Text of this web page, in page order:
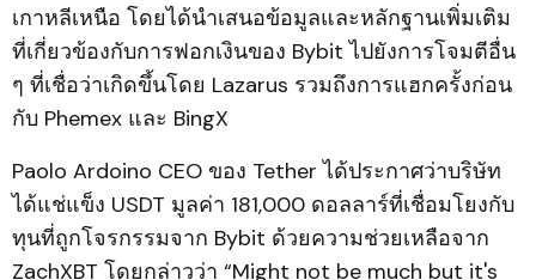
เกาหลีเหนือ โดยได้นำเสนอข้อมูลและหลักฐานเพิ่มเติม
ที่เกี่ยวข้องกับการฟอกเงินของ Bybit ไปยังการโจมตีอื่น
ๆ ที่เชื่อว่าเกิดขึ้นโดย Lazarus รวมถึงการแฮกครั้งก่อน
กับ Phemex และ BingX
Paolo Ardoino CEO ของ Tether ได้ประกาศว่าบริษัท
ได้แช่แข็ง USDT มูลค่า 181,000 ดอลลาร์ที่เชื่อมโยงกับ
ทุนที่ถูกโจรกรรมจาก Bybit ด้วยความช่วยเหลือจาก
ZachXBT โดยกล่าวว่า “Might not be much but it's